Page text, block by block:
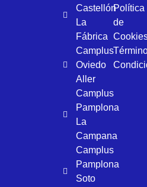
Castellón
La
Fábrica
Camplus
Oviedo
Aller
Camplus
Pamplona
La
Campana
Camplus
Pamplona
Soto
Política
de